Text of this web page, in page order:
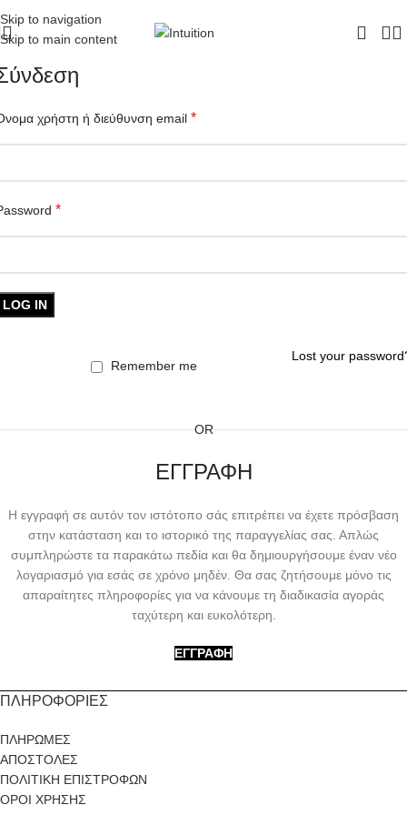
Skip to navigation
Skip to main content
χρήστη ή διεύθυνση email *
*
LOG IN
Lost your
Remember me
OR
ΕΓΓΡΑΦΗ
Η εγγραφή σε αυτόν τον ιστότοπο σάς επιτρέπει να έχετε πρόσβαση
στην κατάσταση και το ιστορικό της παραγγελίας σας. Απλώς
συμπληρώστε τα παρακάτω πεδία και θα δημιουργήσουμε έναν νέο
λογαριασμό για εσάς σε χρόνο μηδέν. Θα σας ζητήσουμε μόνο τις
απαραίτητες πληροφορίες για να κάνουμε τη διαδικασία αγοράς
ταχύτερη και ευκολότερη.
ΕΓΓΡΑΦΉ
ΠΛΗΡΟΦΟΡΙΕΣ
ΠΛΗΡΩΜΕΣ
ΑΠΟΣΤΟΛΕΣ
ΠΟΛΙΤΙΚΗ ΕΠΙΣΤΡΟΦΩΝ
ΟΡΟΙ ΧΡΗΣΗΣ